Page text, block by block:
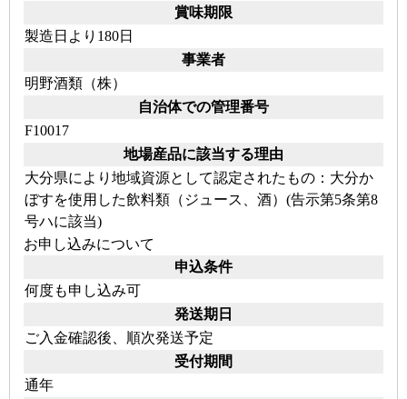
賞味期限
製造日より180日
事業者
明野酒類（株）
自治体での管理番号
F10017
地場産品に該当する理由
大分県により地域資源として認定されたもの：大分か
ぼすを使用した飲料類（ジュース、酒）(告示第5条第8
号ハに該当)
お申し込みについて
申込条件
何度も申し込み可
発送期日
ご入金確認後、順次発送予定
受付期間
通年